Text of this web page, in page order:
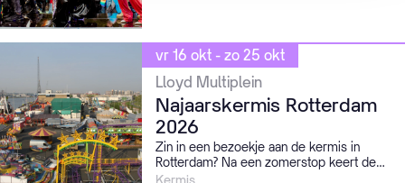
vr 16 okt - zo 25 okt
Lloyd Multiplein
Najaarskermis Rotterdam
2026
Zin in een bezoekje aan de kermis in
Rotterdam? Na een zomerstop keert de
kermis terug in de Schiehaven.